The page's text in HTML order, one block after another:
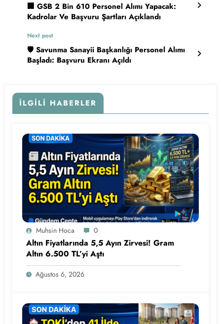
🏢 GSB 2 Bin 610 Personel Alımı Yapacak:
Kadrolar Ve Başvuru Şartları Açıklandı
Next post
🛡️ Savunma Sanayii Başkanlığı Personel Alımı
Başladı: Başvuru Ekranı Açıldı
İLGILI HABERLER
Muhsin Hoca 0
Altın Fiyatlarında 5,5 Ayın Zirvesi! Gram
Altın 6.500 TL’yi Aştı
Ağustos 6, 2026